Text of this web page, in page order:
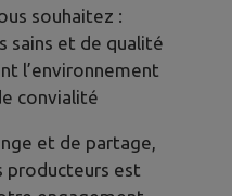
souhaitez :
sains et de qualité
l’environnement
convialité
et de partage,
producteurs est